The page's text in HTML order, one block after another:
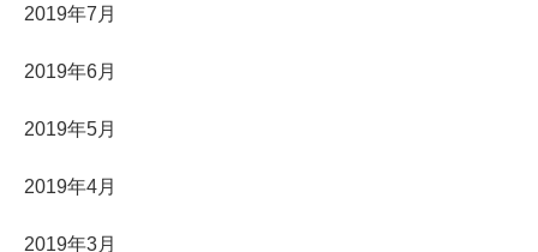
2019年7月
2019年6月
2019年5月
2019年4月
2019年3月